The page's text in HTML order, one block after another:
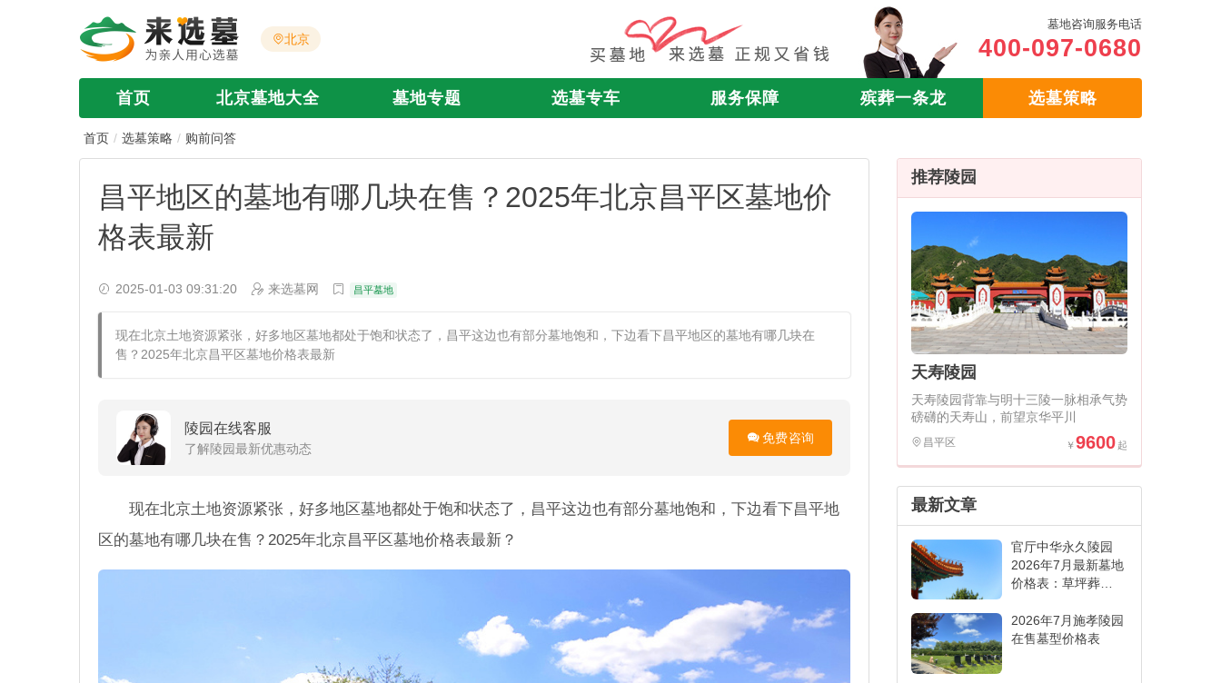
北京
墓地咨询服务电话
400-097-0680
首页 北京墓地大全 墓地专题 选墓专车 服务保障 殡葬一条龙 选墓策略
首页 选墓策略 购前问答
昌平地区的墓地有哪几块在售？2025年北京昌平区墓地价
格表最新
2025-01-03 09:31:20 来选墓网 昌平墓地
现在北京土地资源紧张，好多地区墓地都处于饱和状态了，昌平这边也有部分墓地饱和，下边看下昌平地区的墓地有哪几块在
售？2025年北京昌平区墓地价格表最新
陵园在线客服
了解陵园最新优惠动态
免费咨询
现在北京土地资源紧张，好多地区墓地都处于饱和状态了，昌平这边也有部分墓地饱和，下边看下昌平地
区的墓地有哪几块在售？2025年北京昌平区墓地价格表最新？
推荐陵园
天寿陵园
天寿陵园背靠与明十三陵一脉相承气势
磅礴的天寿山，前望京华平川
昌平区 9600
最新文章
官厅中华永久陵园
2026年7月最新墓地
价格表：草坪葬
表看懂
2026年7月施孝陵园
在售墓型价格表